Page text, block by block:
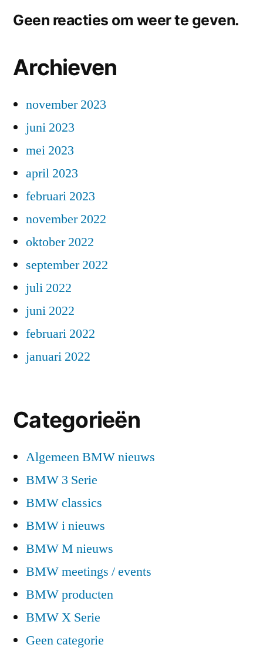
Geen reacties om weer te geven.
Archieven
november 2023
juni 2023
mei 2023
april 2023
februari 2023
november 2022
oktober 2022
september 2022
juli 2022
juni 2022
februari 2022
januari 2022
Categorieën
Algemeen BMW nieuws
BMW 3 Serie
BMW classics
BMW i nieuws
BMW M nieuws
BMW meetings / events
BMW producten
BMW X Serie
Geen categorie